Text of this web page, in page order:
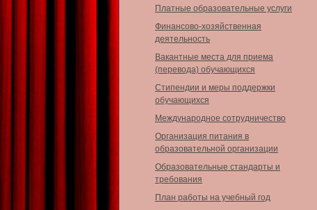
Платные образовательные услуги
Финансово-хозяйственная
деятельность
Вакантные места для приема
(перевода) обучающихся
Стипендии и меры поддержки
обучающихся
Международное сотрудничество
Организация питания в
образовательной организации
Образовательные стандарты и
требования
План работы на учебный год